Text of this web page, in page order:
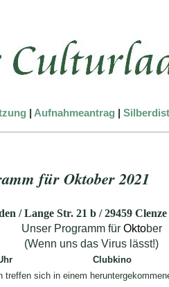
| Aufnahmeantrag |
für Oktober 2021
/Lange Str. 21 b /29459
Unser Programm für Oktober
(Wenn uns das Virus lässt!)
20 Uhr Clubkino
treffen sich in einem